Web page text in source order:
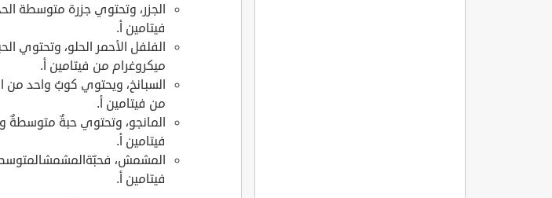
فيتامين أ.
ميكروغرام من فيتامين أ.
من فيتامين أ.
فيتامين أ.
فيتامين أ.